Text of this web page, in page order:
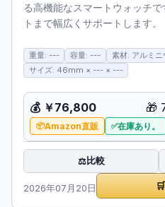
る高機能なスマートウォッチ
トまで幅広くサポートします。
重量: --- 容量: ---
素材: アルミニ
サイズ: 46mm × --- × ---
💰 ￥76,800 🎁
Amazon直販 在庫あり。
⚖️比較
2026年07月20日 🛒